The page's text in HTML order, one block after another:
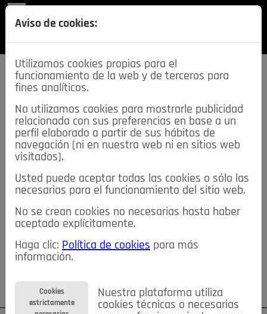
SECCIONES
descarga esta
REVISTA
≡NOTICIAS
NOTICIAS SERVICIOS DE INTERÉS
TABLÓN DE ANUNCIOS MIS ANUNCIOS CONTACTO
NOSOTROS
Su cuenta Regístrese ¿Olvidó su contraseña?
Aviso de cookies:
Utilizamos cookies propias para el
funcionamiento de la web y de terceros para
fines analíticos.
No utilizamos cookies para mostrarle publicidad
relacionada con sus preferencias en base a un
perfil elaborado a partir de sus hábitos de
navegación (ni en nuestra web ni en sitios web
visitados).
Usted puede aceptar todas las cookies o sólo las
necesarias para el funcionamiento del sitio web.
No se crean cookies no necesarias hasta haber
aceptado explícitamente.
Haga clic: Política de cookies para más
información.
Cookies
estrictamente
Nuestra plataforma utiliza
cookies técnicas o necesarias